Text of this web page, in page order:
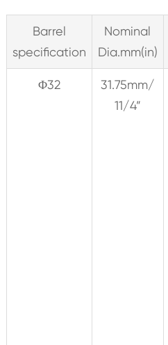
Barrel
specification
Nominal
Dia.mm(in)
Φ32
31.75mm/
11/4”